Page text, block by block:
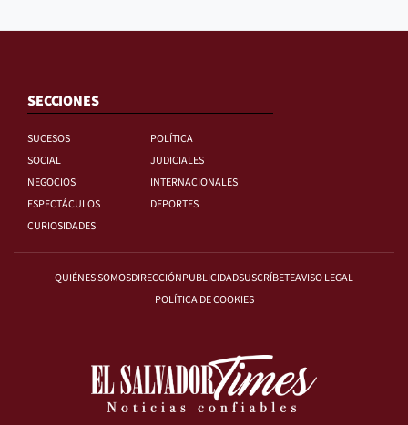
SECCIONES
SUCESOS
POLÍTICA
SOCIAL
JUDICIALES
NEGOCIOS
INTERNACIONALES
ESPECTÁCULOS
DEPORTES
CURIOSIDADES
QUIÉNES SOMOSDIRECCIÓNPUBLICIDADSUSCRÍBETEAVISO LEGAL
POLÍTICA DE COOKIES